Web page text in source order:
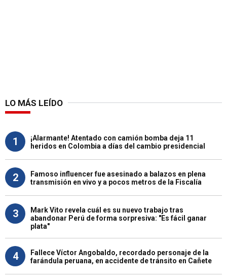
LO MÁS LEÍDO
1
¡Alarmante! Atentado con camión bomba deja 11
heridos en Colombia a días del cambio presidencial
2
Famoso influencer fue asesinado a balazos en plena
transmisión en vivo y a pocos metros de la Fiscalía
3
Mark Vito revela cuál es su nuevo trabajo tras
abandonar Perú de forma sorpresiva: "Es fácil ganar
plata"
4
Fallece Víctor Angobaldo, recordado personaje de la
farándula peruana, en accidente de tránsito en Cañete